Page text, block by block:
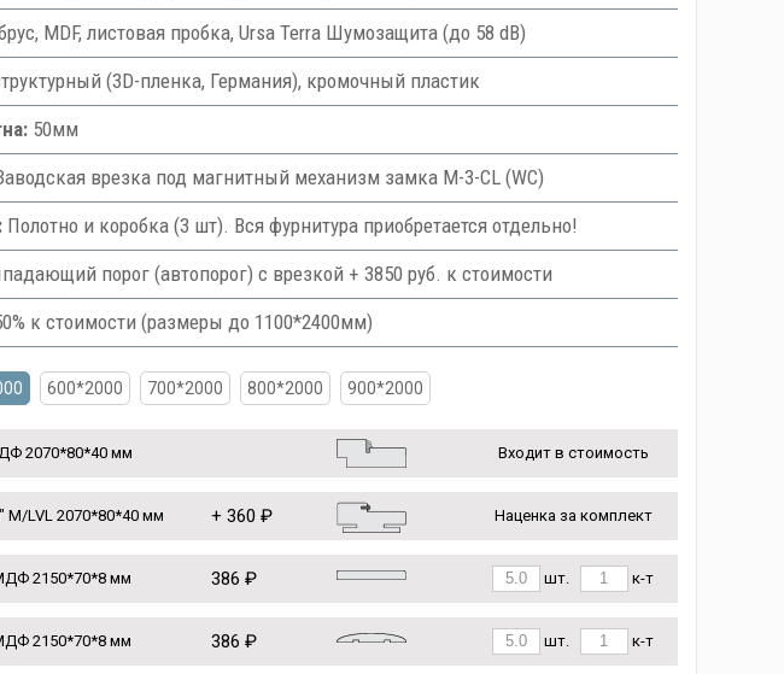
MDF, листовая пробка, Ursa Terra Шумозащита (до 58 dB)
(3D-пленка, Германия), кромочный пластик
50мм
врезка под магнитный механизм замка M-3-CL (WC)
Полотно и коробка (3 шт). Вся фурнитура приобретается отдельно!
порог (автопорог) с врезкой + 3850 руб. к стоимости
к стоимости (размеры до 1100*2400мм)
600*2000 700*2000 800*2000 900*2000
2070*80*40 мм Входит в стоимость
M/LVL 2070*80*40 мм + 360 ₽ Наценка за комплект
2150*70*8 мм 386 ₽ шт. к-т
2150*70*8 мм 386 ₽ шт. к-т